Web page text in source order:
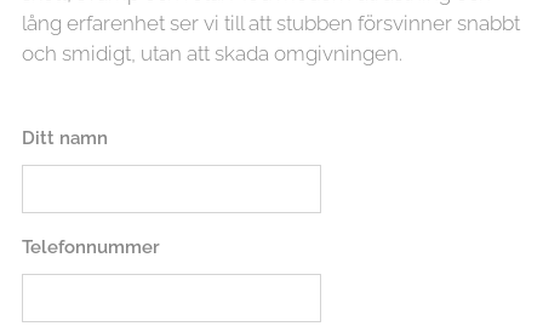
lång erfarenhet ser vi till att stubben försvinner snabbt
och smidigt, utan att skada omgivningen.
Ditt namn
Telefonnummer